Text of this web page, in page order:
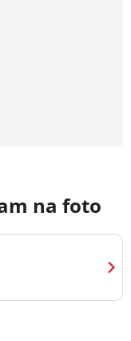
na foto
chevron_right